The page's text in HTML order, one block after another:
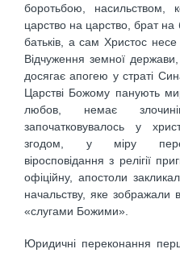
боротьбою, насильством,
царство на царство, брат на
батьків, а сам Христос несе
Відчуження земної
досягає апогею у страті
Царстві Божому панують
любов, немає
започатковувалось у
згодом, у міру
віросповідання з релігії
офіційну, апостоли
начальству, яке
«слугами Божими».
Юридичні переконання